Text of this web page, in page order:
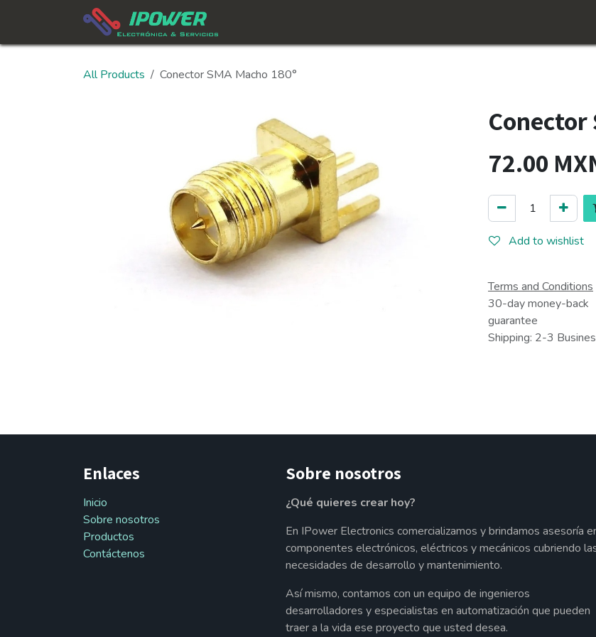
All Products Conector SMA Macho 180°
Conector
72.00
Add to wishlist
Terms and Conditions
30-day money-back
guarantee
Shipping: 2-3
Enlaces
Inicio
Sobre nosotros
Productos
Contáctenos
Sobre nosotros
¿Qué quieres crear hoy?
En IPower Electronics comercializamos y brindamos asesoría
componentes electrónicos, eléctricos y mecánicos cubriendo
necesidades de desarrollo y mantenimiento.
Así mismo, contamos con un equipo de ingenieros
desarrolladores y especialistas en automatización que pueden
traer a la vida ese proyecto que usted desea.